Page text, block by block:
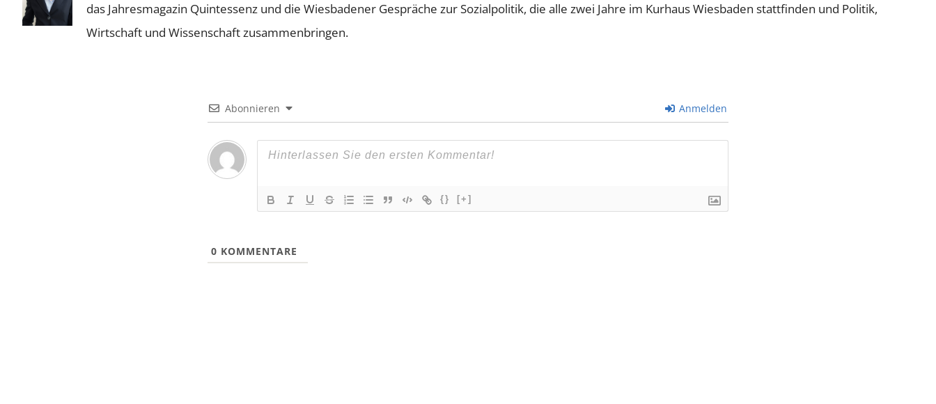
das Jahresmagazin Quintessenz und die Wiesbadener Gespräche zur Sozialpolitik, die alle zwei Jahre im Kurhaus Wiesbaden stattfinden und Politik,
Wirtschaft und Wissenschaft zusammenbringen.
Abonnieren Anmelden
{} [+]
0 KOMMENTARE